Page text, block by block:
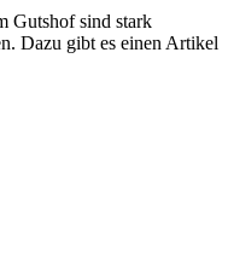
Gutshof sind stark
Dazu gibt es einen Artikel